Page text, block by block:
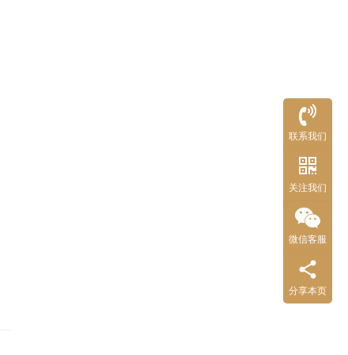
联系我们
关注我们
微信客服
分享本页